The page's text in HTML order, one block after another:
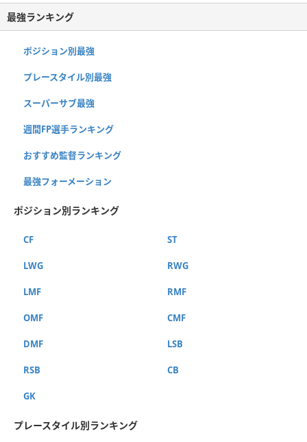
最強ランキング
ポジション別最強
プレースタイル別最強
スーパーサブ最強
週間FP選手ランキング
おすすめ監督ランキング
最強フォーメーション
ポジション別ランキング
CF ST
LWG RWG
LMF RMF
OMF CMF
DMF LSB
RSB CB
GK
プレースタイル別ランキング